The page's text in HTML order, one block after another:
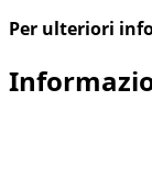
Per ulteriori